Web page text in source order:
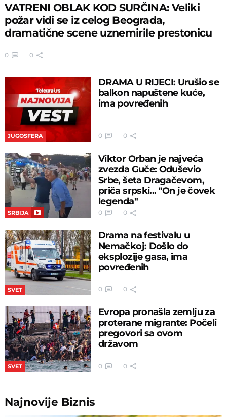
VATRENI OBLAK KOD SURČINA: Veliki
požar vidi se iz celog Beograda,
dramatične scene uznemirile prestonicu
0 0
JUGOSFERA
DRAMA U RIJECI: Urušio se
balkon napuštene kuće,
ima povređenih
0 0
SRBIJA
Viktor Orban je najveća
zvezda Guče: Oduševio
Srbe, šeta Dragačevom,
priča srpski... "On je čovek
legenda"
0 0
SVET
Drama na festivalu u
Nemačkoj: Došlo do
eksplozije gasa, ima
povređenih
0 0
SVET
Evropa pronašla zemlju za
proterane migrante: Počeli
pregovori sa ovom
državom
0 0
Najnovije Biznis